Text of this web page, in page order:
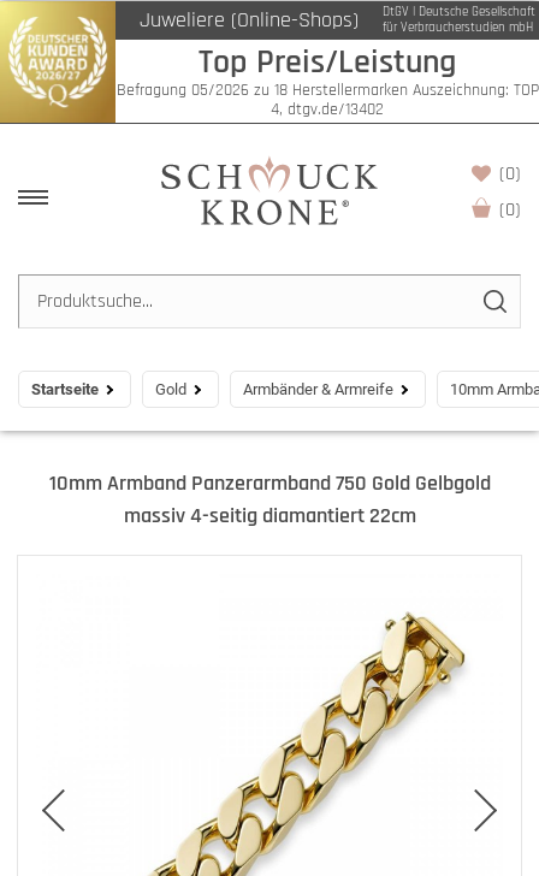
Juweliere (Online-Shops)
DtGV | Deutsche Gesellschaft
für Verbraucherstudien mbH
Top Preis/Leistung
Befragung 05/2026 zu 18 Herstellermarken Auszeichnung: TOP
4, dtgv.de/13402
(0)
(0)
Startseite Gold Armbänder & Armreife 10mm
10mm Armband Panzerarmband 750 Gold Gelbgold
massiv 4-seitig diamantiert 22cm